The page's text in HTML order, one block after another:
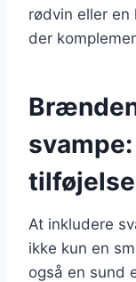
rødvin eller
der
tilføjelse
At inkludere
ikke kun en
også en sund